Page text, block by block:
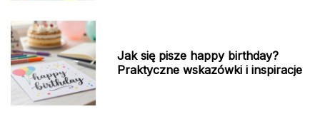
Jak się pisze happy birthday?
Praktyczne wskazówki i inspiracje